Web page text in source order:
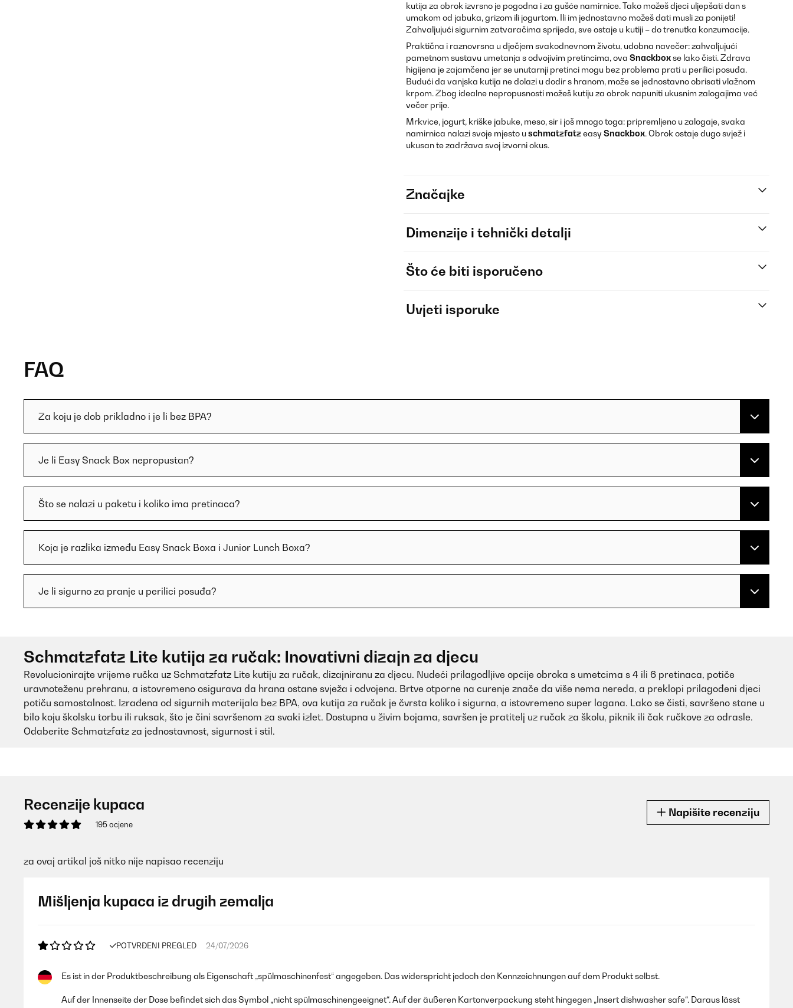
kutija za obrok izvrsno je pogodna i za gušće namirnice. Tako možeš djeci uljepšati dan s
umakom od jabuka, grizom ili jogurtom. Ili im jednostavno možeš dati musli za ponijeti!
Zahvaljujući sigurnim zatvaračima sprijeda, sve ostaje u kutiji – do trenutka konzumacije.
Praktična i raznovrsna u dječjem svakodnevnom životu, udobna navečer: zahvaljujući
pametnom sustavu umetanja s odvojivim pretincima, ova Snackboxse lako čisti. Zdrava
higijena je zajamčena jer se unutarnji pretinci mogu bez problema prati u perilici posuđa.
Budući da vanjska kutija ne dolazi u dodir s hranom, može se jednostavno obrisati vlažnom
krpom. Zbog idealne nepropusnosti možeš kutiju za obrok napuniti ukusnim zalogajima već
večer prije.
Mrkvice, jogurt, kriške jabuke, meso, sir i još mnogo toga: pripremljeno u zalogaje, svaka
namirnica nalazi svoje mjesto u schmatzfatz easy Snackbox. Obrok ostaje dugo svjež i
ukusan te zadržava svoj izvorni okus.
Značajke
Dimenzije i tehnički detalji
Što će biti isporučeno
Uvjeti isporuke
FAQ
Za koju je dob prikladno i je li bez BPA?
Je li Easy Snack Box nepropustan?
Što se nalazi u paketu i koliko ima pretinaca?
Koja je razlika između Easy Snack Boxa i Junior Lunch Boxa?
Je li sigurno za pranje u perilici posuđa?
Schmatzfatz Lite kutija za ručak: Inovativni dizajn za djecu
Revolucionirajte vrijeme ručka uz Schmatzfatz Lite kutiju za ručak, dizajniranu za djecu. Nudeći prilagodljive opcije obroka s umetcima s 4 ili 6 pretinaca, potiče
uravnoteženu prehranu, a istovremeno osigurava da hrana ostane svježa i odvojena. Brtve otporne na curenje znače da više nema nereda, a preklopi prilagođeni djeci
potiču samostalnost. Izrađena od sigurnih materijala bez BPA, ova kutija za ručak je čvrsta koliko i sigurna, a istovremeno super lagana. Lako se čisti, savršeno stane u
bilo koju školsku torbu ili ruksak, što je čini savršenom za svaki izlet. Dostupna u živim bojama, savršen je pratitelj uz ručak za školu, piknik ili čak ručkove za odrasle.
Odaberite Schmatzfatz za jednostavnost, sigurnost i stil.
Recenzije kupaca
195 ocjene
Napišite recenziju
za ovaj artikal još nitko nije napisao recenziju
Mišljenja kupaca iz drugih zemalja
POTVRĐENI PREGLED 24/07/2026
Es ist in der Produktbeschreibung als Eigenschaft „spülmaschinenfest“ angegeben. Das widerspricht jedoch den Kennzeichnungen auf dem Produkt selbst.
Auf der Innenseite der Dose befindet sich das Symbol „nicht spülmaschinengeeignet“. Auf der äußeren Kartonverpackung steht hingegen „Insert dishwasher safe“. Daraus lässt